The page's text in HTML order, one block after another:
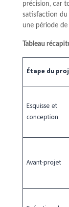
précision, car
satisfaction du
une période
Tableau
Étape du
Esquisse et
conception
Avant-projet